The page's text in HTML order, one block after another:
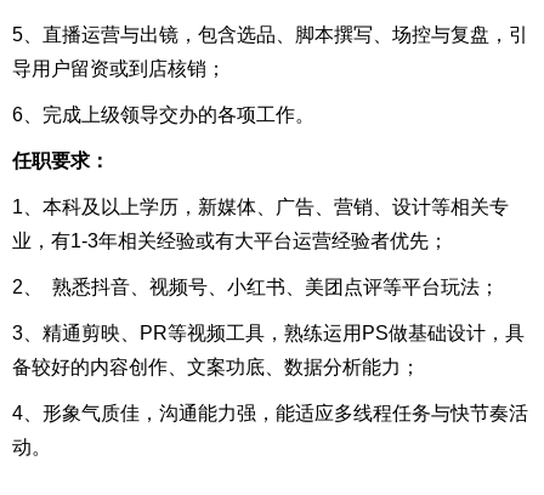
5、直播运营与出镜，包含选品、脚本撰写、场控与复盘，引
导用户留资或到店核销；
6、完成上级领导交办的各项工作。
任职要求：
1、本科及以上学历，新媒体、广告、营销、设计等相关专
业，有1-3年相关经验或有大平台运营经验者优先；
2、 熟悉抖音、视频号、小红书、美团点评等平台玩法；
3、精通剪映、PR等视频工具，熟练运用PS做基础设计，具
备较好的内容创作、文案功底、数据分析能力；
4、形象气质佳，沟通能力强，能适应多线程任务与快节奏活
动。